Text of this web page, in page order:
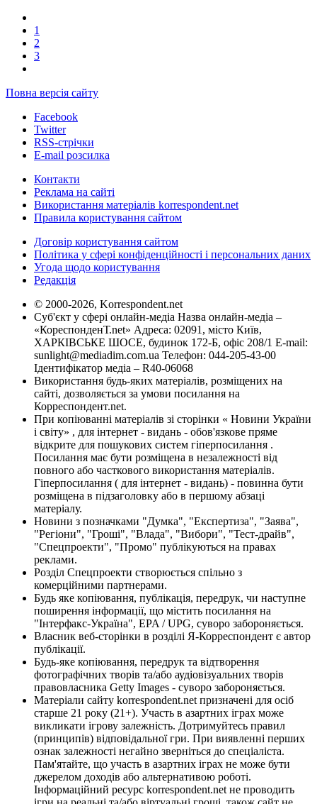
1
2
3
Повна версія сайту
Facebook
Twitter
RSS-стрічки
E-mail розсилка
Контакти
Реклама на сайті
Використання матеріалів korrespondent.net
Правила користування сайтом
Договір користування сайтом
Політика у сфері конфіденційності і персональних даних
Угода щодо користування
Редакція
© 2000-2026, Korrespondent.net
Суб'єкт у сфері онлайн-медіа Назва онлайн-медіа –
«КореспонденТ.net» Адреса: 02091, місто Київ,
ХАРКІВСЬКЕ ШОСЕ, будинок 172-Б, офіс 208/1 E-mail:
sunlight@mediadim.com.ua Телефон: 044-205-43-00
Ідентифікатор медіа – R40-06068
Використання будь-яких матеріалів, розміщених на
сайті, дозволяється за умови посилання на
Корреспондент.net.
При копіюванні матеріалів зі сторінки « Новини України
і світу» , для інтернет - видань - обов'язкове пряме
відкрите для пошукових систем гіперпосилання .
Посилання має бути розміщена в незалежності від
повного або часткового використання матеріалів.
Гіперпосилання ( для інтернет - видань) - повинна бути
розміщена в підзаголовку або в першому абзаці
матеріалу.
Новини з позначками "Думка", "Експертиза", "Заява",
"Регіони", "Гроші", "Влада", "Вибори", "Тест-драйв",
"Спецпроекти", "Промо" публікуються на правах
реклами.
Розділ Спецпроекти створюється спільно з
комерційними партнерами.
Будь яке копіювання, публікація, передрук, чи наступне
поширення інформації, що містить посилання на
"Інтерфакс-Україна", EPA / UPG, суворо забороняється.
Власник веб-сторінки в розділі Я-Корреспондент є автор
публікації.
Будь-яке копіювання, передрук та відтворення
фотографічних творів та/або аудіовізуальних творів
правовласника Getty Images - суворо забороняється.
Матеріали сайту korrespondent.net призначені для осіб
старше 21 року (21+). Участь в азартних іграх може
викликати ігрову залежність. Дотримуйтесь правил
(принципів) відповідальної гри. При виявленні перших
ознак залежності негайно зверніться до спеціаліста.
Пам'ятайте, що участь в азартних іграх не може бути
джерелом доходів або альтернативою роботі.
Інформаційний ресурс korrespondent.net не проводить